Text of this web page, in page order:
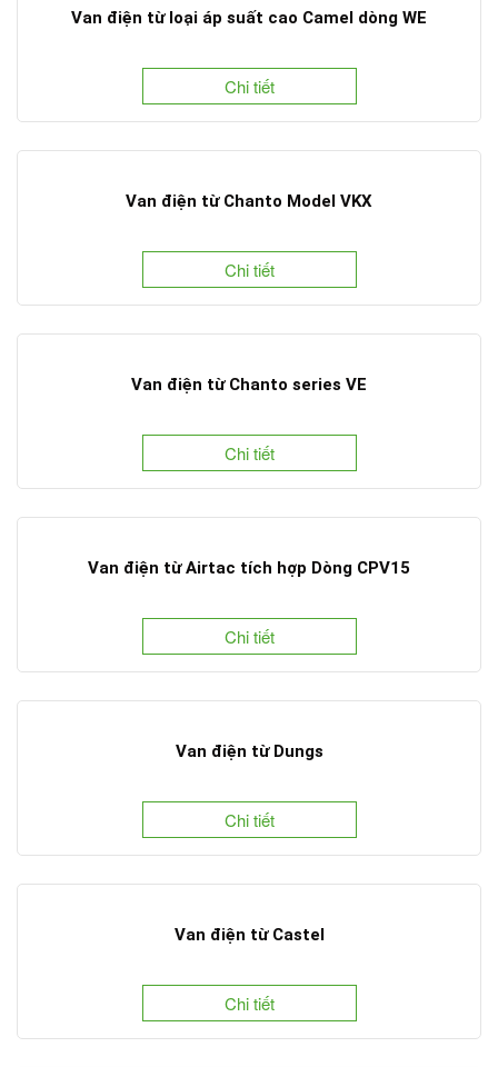
Van điện từ loại áp suất cao Camel dòng WE
Chi tiết
Van điện từ Chanto Model VKX
Chi tiết
Van điện từ Chanto series VE
Chi tiết
Van điện từ Airtac tích hợp Dòng CPV15
Chi tiết
Van điện từ Dungs
Chi tiết
Van điện từ Castel
Chi tiết